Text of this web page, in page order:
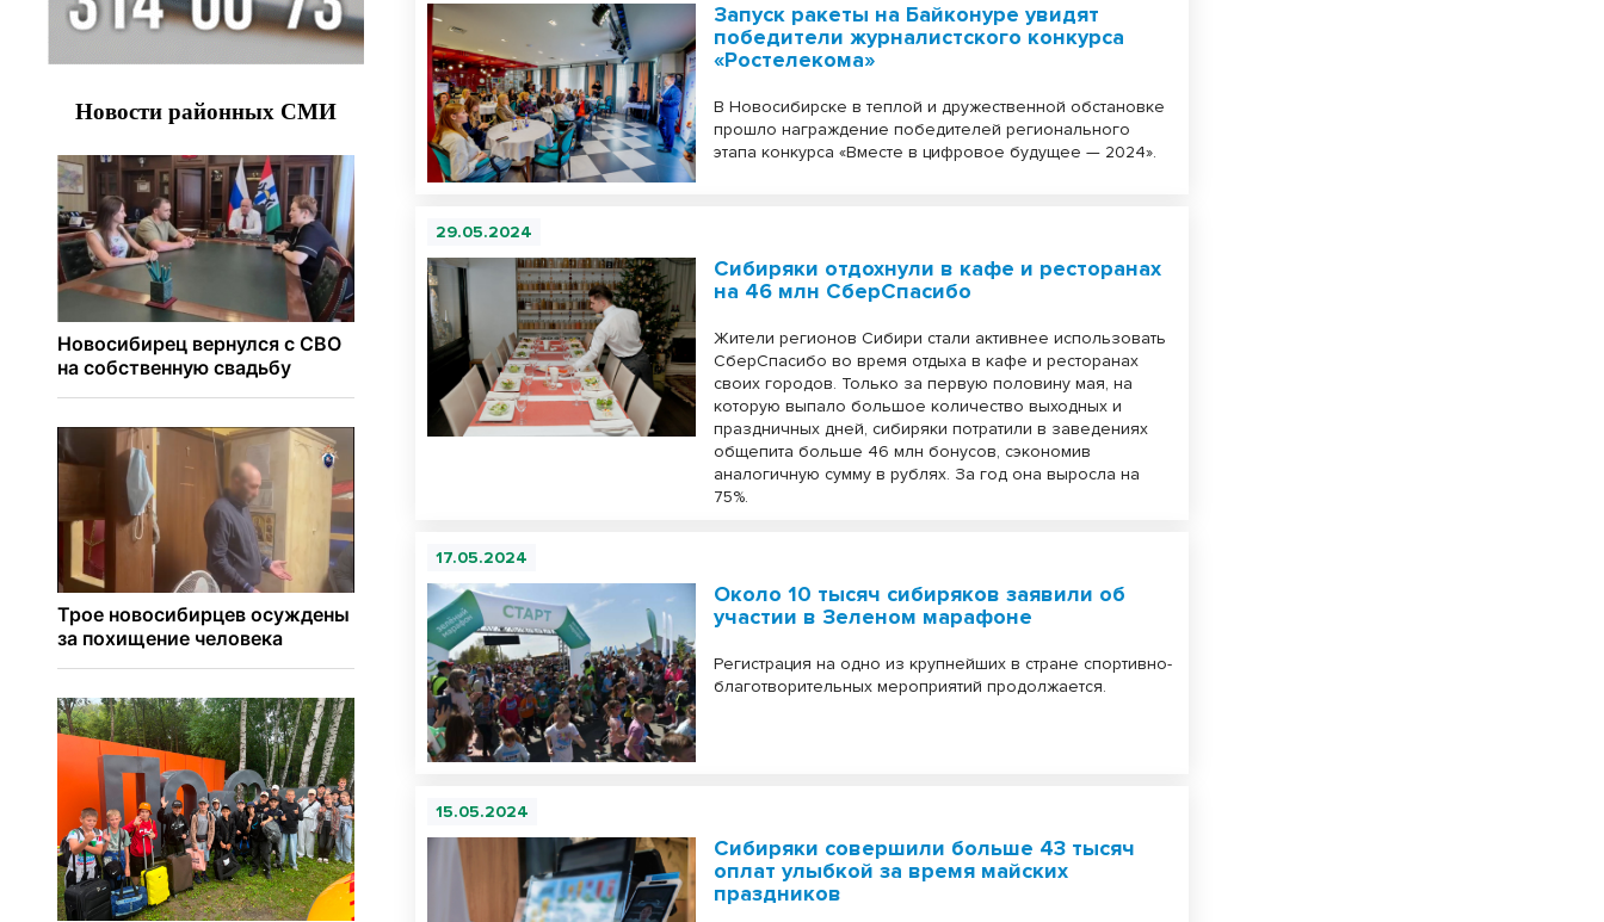
Запуск ракеты на Байконуре увидят
победители журналистского конкурса
«Ростелекома»
В Новосибирске в теплой и дружественной обстановке
прошло награждение победителей регионального
этапа конкурса «Вместе в цифровое будущее — 2024».
29.05.2024
Сибиряки отдохнули в кафе и ресторанах
на 46 млн СберСпасибо
Жители регионов Сибири стали активнее использовать
СберСпасибо во время отдыха в кафе и ресторанах
своих городов. Только за первую половину мая, на
которую выпало большое количество выходных и
праздничных дней, сибиряки потратили в заведениях
общепита больше 46 млн бонусов, сэкономив
аналогичную сумму в рублях. За год она выросла на
75%.
17.05.2024
Около 10 тысяч сибиряков заявили об
участии в Зеленом марафоне
Регистрация на одно из крупнейших в стране спортивно-
благотворительных мероприятий продолжается.
15.05.2024
Сибиряки совершили больше 43 тысяч
оплат улыбкой за время майских
праздников